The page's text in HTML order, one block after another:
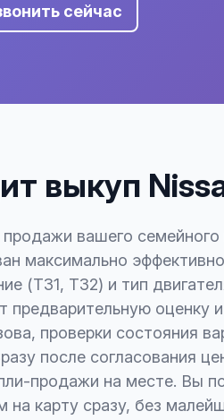
сейчас
выкуп
вашего
максимально
(T31, T32) и тип
предварительную оценку
проверки состояния
после согласования
продажи на месте. Вы
на карту сразу, без